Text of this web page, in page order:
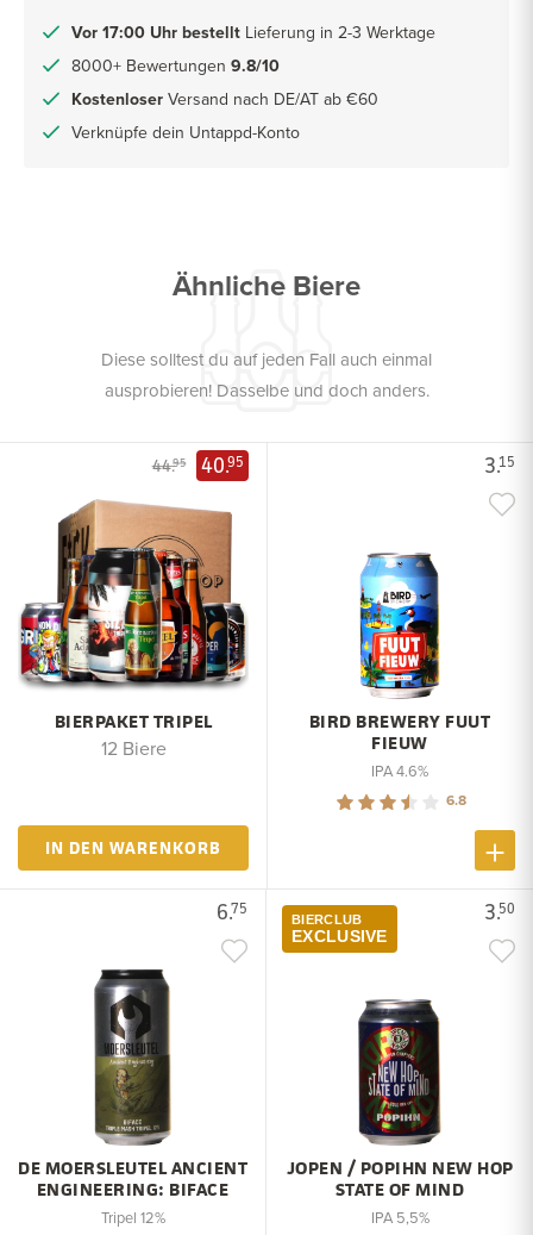
Vor 17:00 Uhr bestellt Lieferung in 2-3 Werktage
8000+ Bewertungen 9.8/10
Kostenloser Versand nach DE/AT ab €60
Verknüpfe dein Untappd-Konto
Ähnliche Biere
Diese solltest du auf jeden Fall auch einmal
ausprobieren! Dasselbe und doch anders.
44.95 40.95
BIERPAKET TRIPEL
12 Biere
IN DEN WARENKORB
3.15
BIRD BREWERY FUUT
FIEUW
IPA 4.6%
6.8
6.75
DE MOERSLEUTEL ANCIENT
ENGINEERING: BIFACE
Tripel 12%
3.50
BIERCLUB
EXCLUSIVE
JOPEN / POPIHN NEW HOP
STATE OF MIND
IPA 5,5%